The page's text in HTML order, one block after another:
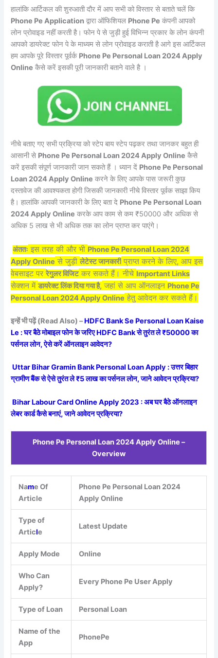
हालांकि आर्टिकल की शुरुआती दौर में आप सभी को विस्तार से बताते चलें कि
Phone Pe Application द्वारा ऑफिशियल Phone Pe कंपनी आपको
लोन प्रोवाइड नहीं करती है। फोन पे से जुड़ी हुई विभिन्न प्रकार के लोन कंपनी
आपको डायरेक्ट फोन पे के माध्यम से लोन प्रोवाइड कराती है आगे इस आर्टिकल
हम आपके पूरे विस्तार पूर्वर्क Phone Pe Personal Loan 2024 Apply
Online कैसे करें इसकी पूरी जानकारी बताने वाले है ।
नीचे बताए गए सभी प्रक्रिया को स्टेप बाय स्टेप पढ़कर तथा जानकर बहुत ही
आसानी से Phone Pe Personal Loan 2024 Apply Online कैसे
करें इसकी संपूर्ण जानकारी जान सकते हैं । ध्यान दें Phone Pe Personal
Loan 2024 Apply Online करने के लिए आपके पास जरूरी कुछ
दस्तावेज की आवश्यकता होगी जिसकी जानकारी नीचे विस्तार पूर्वक साझा किय
है। हालांकि आपकी जानकारी के लिए बता दे Phone Pe Personal Loan
2024 Apply Online करके आप काम से कम ₹50000 और अधिक से
अधिक 5 लाख से भी अधिक तक का लोन प्राप्त कर पाएंगे।
अंततः इस तरह की और भी Phone Pe Personal Loan 2024
Apply Online से जुड़ीलेटेस्ट जानकारी प्राप्त करने के लिए, आप इस
वेबसाइट पररेगुलर विजिट कर सकते हैं। नीचे Important Links
सेक्शन मेंडायरेक्ट लिंक दिया गया है, जहां से आप ऑनलाइन Phone Pe
Personal Loan 2024 Apply Online हेतु आवेदन कर सकते हैं।
इन्हें भी पढ़ें (Read Also) –HDFC Bank Se Personal Loan Kaise
Le : घर बैठे मोबाइल फोन के जरिए HDFC Bank से तुरंत ले ₹50000 का
पर्सनल लोन, ऐसे करें ऑनलाइन आवेदन?
Uttar Bihar Gramin Bank Personal Loan Apply : उत्तर बिहार
ग्रामीण बैंक से ऐसे तुरंत ले ₹5 लाख का पर्सनल लोन, जाने आवेदन प्रक्रिया?
Bihar Labour Card Online Apply 2023 : अब घर बैठे ऑनलाइन
लेबर कार्ड कैसे बनाएं, जाने आवेदन प्रक्रिया?
Phone Pe Personal Loan 2024 Apply Online –
Overview
Name Of
Article
Phone Pe Personal Loan 2024
Apply Online
Type of
Article
Latest Update
Apply Mode Online
Who Can
Apply?
Every Phone Pe User Apply
Type of Loan Personal Loan
Name of the
App
PhonePe